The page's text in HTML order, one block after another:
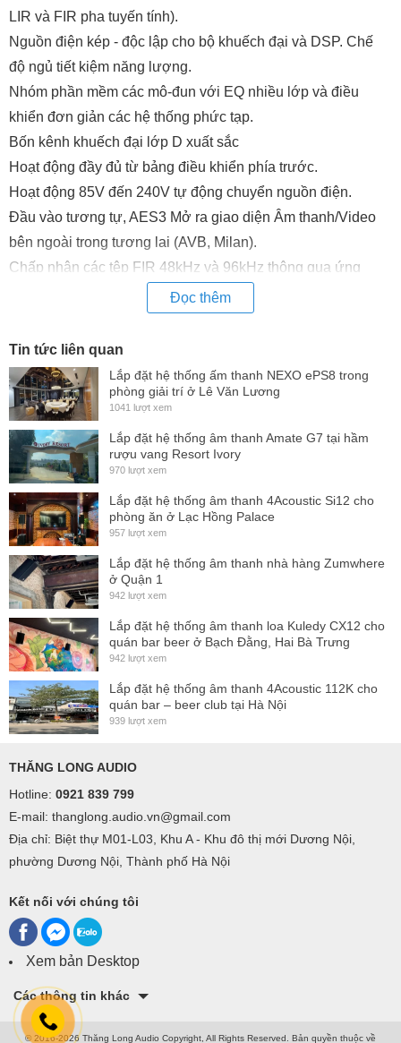
LIR và FIR pha tuyến tính).
Nguồn điện kép - độc lập cho bộ khuếch đại và DSP. Chế
độ ngủ tiết kiệm năng lượng.
Nhóm phần mềm các mô-đun với EQ nhiều lớp và điều
khiển đơn giản các hệ thống phức tạp.
Bốn kênh khuếch đại lớp D xuất sắc
Hoạt động đầy đủ từ bảng điều khiển phía trước.
Hoạt động 85V đến 240V tự động chuyển nguồn điện.
Đầu vào tương tự, AES3 Mở ra giao diện Âm thanh/Video
bên ngoài trong tương lai (AVB, Milan).
Chấp nhận các tệp FIR 48kHz và 96kHz thông qua ứng
Đọc thêm
Tin tức liên quan
Lắp đặt hệ thống ấm thanh NEXO ePS8 trong
phòng giải trí ở Lê Văn Lương
1041 lượt xem
Lắp đặt hệ thống âm thanh Amate G7 tại hầm
rượu vang Resort Ivory
970 lượt xem
Lắp đặt hệ thống âm thanh 4Acoustic Si12 cho
phòng ăn ở Lạc Hồng Palace
957 lượt xem
Lắp đặt hệ thống âm thanh nhà hàng Zumwhere
ở Quận 1
942 lượt xem
Lắp đặt hệ thống âm thanh loa Kuledy CX12 cho
quán bar beer ở Bạch Đằng, Hai Bà Trưng
942 lượt xem
Lắp đặt hệ thống âm thanh 4Acoustic 112K cho
quán bar – beer club tại Hà Nội
939 lượt xem
THĂNG LONG AUDIO
Hotline: 0921 839 799
E-mail: thanglong.audio.vn@gmail.com
Địa chỉ: Biệt thự M01-L03, Khu A - Khu đô thị mới Dương Nội,
phường Dương Nội, Thành phố Hà Nội
Kết nối với chúng tôi
Xem bản Desktop
Các thông tin khác
© 2016-2026 Thăng Long Audio Copyright, All Rights Reserved. Bản quyền thuộc về